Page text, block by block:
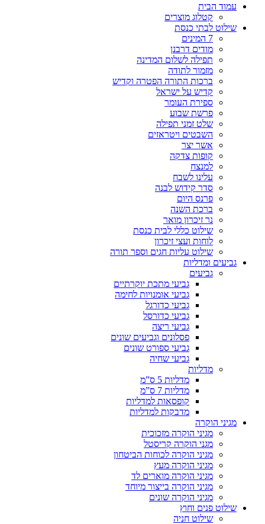
עמוד הבית
קטלוג מוצרים
שילוט לבתי כנסת
7 המינים
מודים דרבנן
תפילה לשלום המדינה
מזמור לתודה
ברכות התורה הפטרה וקדיש
קדיש על ישראל
ספירת העומר
פרשת שבוע
שלט זמני תפילה
השבטים ויטראזים
אשר יצר
קופות צדקה
למנצח
עלינו לשבח
סדר קידוש לבנה
פרנס היום
ברכת השנה
נר זיכרון מואר
שילוט כללי לבית כנסת
לוחות ועצי זיכרון
שילוט עליות חגים וספר תורה
גביעים ומדליות
גביעים
גביעי מתכת יוקרתיים
גביעי אומנויות לחימה
גביעי כדורגל
גביעי כדורסל
גביעי ריצה
פסלונים וגביעים שונים
גביעי ספורט שונים
גביעי שחיה
מדליות
מדליות 5 ס”מ
מדליות 7 ס”מ
קופסאות למדליות
מדבקות למדליות
מגיני הוקרה
מגיני הוקרה מזכוכית
מגני הוקרה קריסטל
מגיני הוקרה לכוחות הביטחון
מגיני הוקרה מעץ
מגיני הוקרה מוארים לד
מגיני הוקרה בייצור מיוחד
מגיני הוקרה שונים
שילוט פנים וחוץ
שילוט חניה